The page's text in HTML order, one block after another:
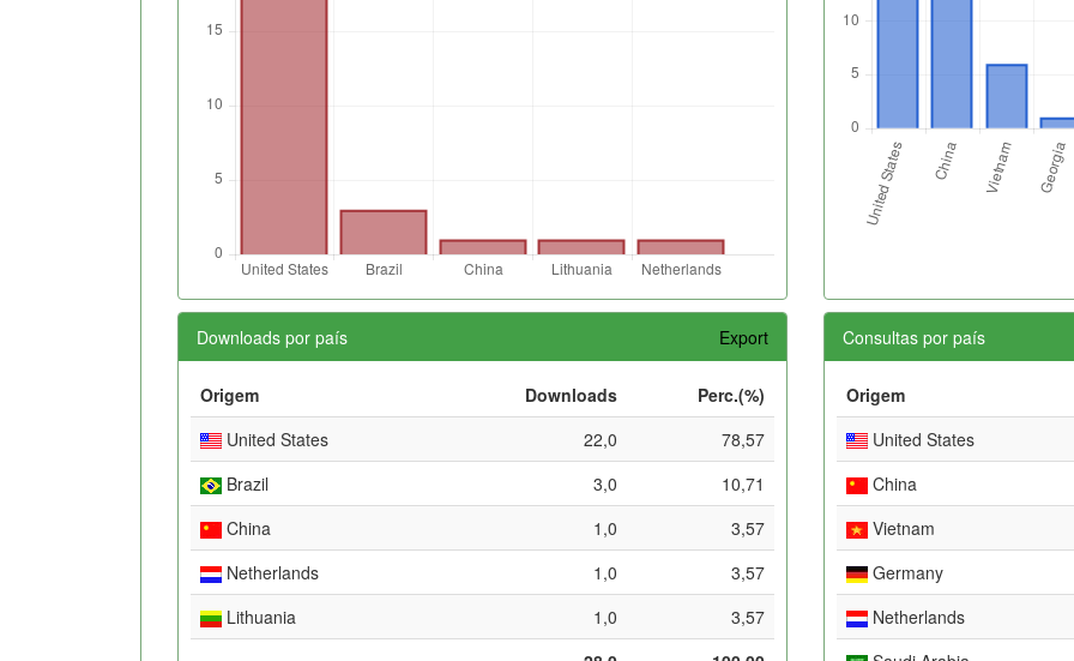
Downloads por país Export
Origem Downloads
Perc.(%)
United States
22,0
78,57
Brazil
3,0
10,71
China
1,0
3,57
Netherlands
1,0
3,57
Lithuania
1,0
3,57
Consultas por país
Origem
United States
China
Vietnam
Germany
Netherlands